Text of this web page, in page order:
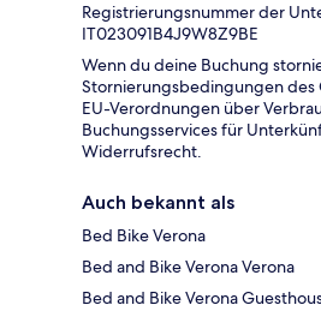
Registrierungsnummer der
IT023091B4J9W8Z9BE
Wenn du deine Buchung
Stornierungsbedingungen des
EU-Verordnungen über
Buchungsservices für
Widerrufsrecht.
Auch bekannt als
Bed Bike Verona
Bed and Bike Verona Verona
Bed and Bike Verona